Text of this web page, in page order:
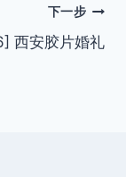
下一步
西安胶片婚礼